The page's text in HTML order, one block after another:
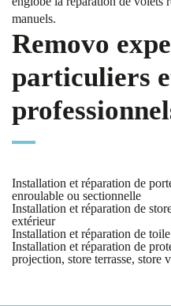
manuels.
Removo
particuliers
Installation et réparation de
enroulable ou sectionnelle
Installation et réparation de
extérieur
Installation et réparation de
Installation et réparation de
projection, store terrasse, store